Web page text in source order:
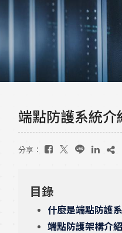
端點防護系統介
分享：
目錄
什麼是端點防護
端點防護架構介紹
技術報修